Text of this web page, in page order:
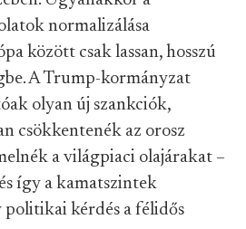
normalizálása
között csak lassan, hosszú
A Trump-kormányzat
olyan új szankciók,
csökkentenék az orosz
a világpiaci olajárakat –
így a kamatszintek
kérdés a félidős